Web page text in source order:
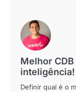
Melhor
inteligência!
Definir qual é o